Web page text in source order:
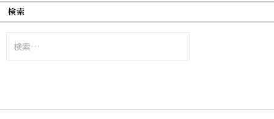
検索
索: